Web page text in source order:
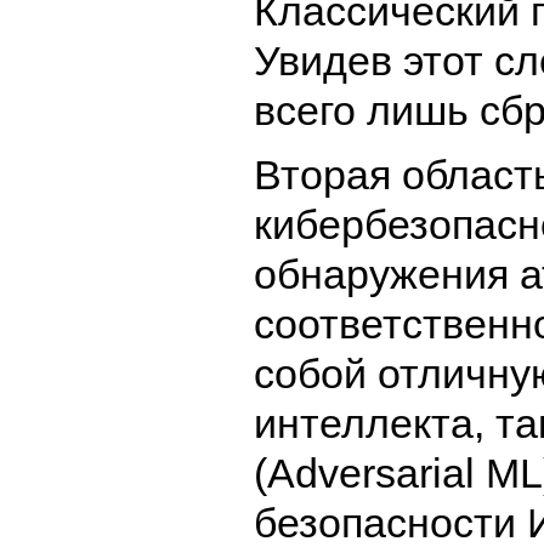
Увидев этот
всего лишь
Вторая
обнаружения
собой
интеллекта,
(Adversarial